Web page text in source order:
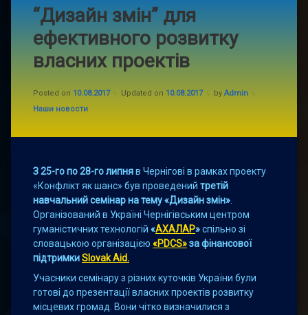
“Дизайн змін” для
ефективного розвитку
власних проектів
Posted on 10.08.2017 Updated on 10.08.2017 by Admin
Categories:
Наши новости
З 25-го по 28-го липняв Чернігові в рамках проекту
«Конфлікт як шанс» був проведений третій
навчальний семінар на тему «Дизайн змін»
Організований в Україні Чернігівським центром
гуманістичних технологій «АХАЛАР»спільно зі
словацькою організацією «PDCS»за фінансової
підтримкиSlovak Aid.
Учасники семінару з різних куточків України були
готові до презентації власних проектів розвитку
місцевих громад. Вони чітко визначилися з